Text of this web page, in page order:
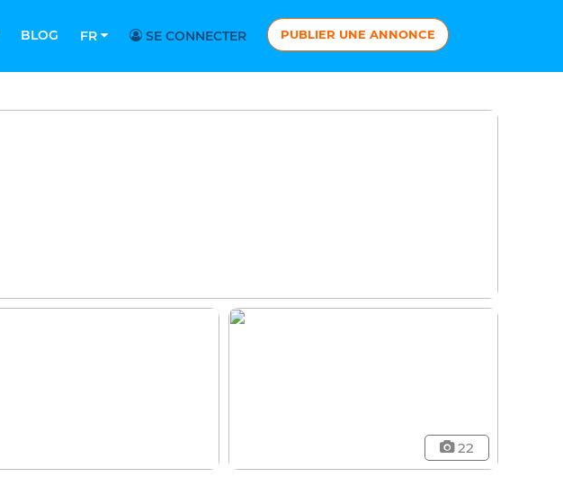
BLOG FR SE CONNECTER PUBLIER UNE ANNONCE
22